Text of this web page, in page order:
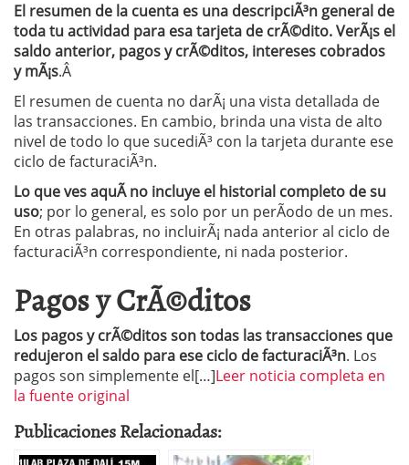
El resumen de la cuenta es una descripciÃ³n general de
toda tu actividad para esa tarjeta de crÃ©dito. VerÃ¡s el
saldo anterior, pagos y crÃ©ditos, intereses cobrados
y mÃ¡s.Â
El resumen de cuenta no darÃ¡ una vista detallada de
las transacciones. En cambio, brinda una vista de alto
nivel de todo lo que sucediÃ³ con la tarjeta durante ese
ciclo de facturaciÃ³n.
Lo que ves aquÃ­ no incluye el historial completo de su
uso; por lo general, es solo por un perÃ­odo de un mes.
En otras palabras, no incluirÃ¡ nada anterior al ciclo de
facturaciÃ³n correspondiente, ni nada posterior.
Pagos y CrÃ©ditos
Los pagos y crÃ©ditos son todas las transacciones que
redujeron el saldo para ese ciclo de facturaciÃ³n. Los
pagos son simplemente el[…]Leer noticia completa en
la fuente original
Publicaciones Relacionadas: